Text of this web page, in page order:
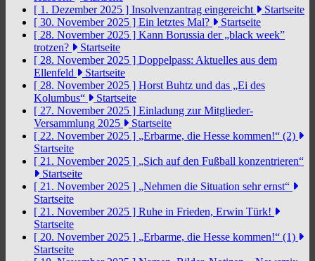
[ 1. Dezember 2025 ] Insolvenzantrag eingereicht
Startseite
[ 30. November 2025 ] Ein letztes Mal?
Startseite
[ 28. November 2025 ] Kann Borussia der „black week”
trotzen?
Startseite
[ 28. November 2025 ] Doppelpass: Aktuelles aus dem
Ellenfeld
Startseite
[ 28. November 2025 ] Horst Buhtz und das „Ei des
Kolumbus“
Startseite
[ 27. November 2025 ] Einladung zur Mitglieder-
Versammlung 2025
Startseite
[ 22. November 2025 ] „Erbarme, die Hesse kommen!“ (2)
Startseite
[ 21. November 2025 ] „Sich auf den Fußball konzentrieren“
Startseite
[ 21. November 2025 ] „Nehmen die Situation sehr ernst“
Startseite
[ 21. November 2025 ] Ruhe in Frieden, Erwin Türk!
Startseite
[ 20. November 2025 ] „Erbarme, die Hesse kommen!“ (1)
Startseite